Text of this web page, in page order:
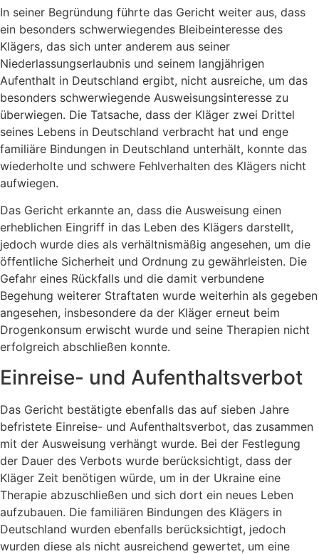
In seiner Begründung führte das Gericht weiter aus, dass
ein besonders schwerwiegendes Bleibeinteresse des
Klägers, das sich unter anderem aus seiner
Niederlassungserlaubnis und seinem langjährigen
Aufenthalt in Deutschland ergibt, nicht ausreiche, um das
besonders schwerwiegende Ausweisungsinteresse zu
überwiegen. Die Tatsache, dass der Kläger zwei Drittel
seines Lebens in Deutschland verbracht hat und enge
familiäre Bindungen in Deutschland unterhält, konnte das
wiederholte und schwere Fehlverhalten des Klägers nicht
aufwiegen.
Das Gericht erkannte an, dass die Ausweisung einen
erheblichen Eingriff in das Leben des Klägers darstellt,
jedoch wurde dies als verhältnismäßig angesehen, um die
öffentliche Sicherheit und Ordnung zu gewährleisten. Die
Gefahr eines Rückfalls und die damit verbundene
Begehung weiterer Straftaten wurde weiterhin als gegeben
angesehen, insbesondere da der Kläger erneut beim
Drogenkonsum erwischt wurde und seine Therapien nicht
erfolgreich abschließen konnte.
Einreise- und Aufenthaltsverbot
Das Gericht bestätigte ebenfalls das auf sieben Jahre
befristete Einreise- und Aufenthaltsverbot, das zusammen
mit der Ausweisung verhängt wurde. Bei der Festlegung
der Dauer des Verbots wurde berücksichtigt, dass der
Kläger Zeit benötigen würde, um in der Ukraine eine
Therapie abzuschließen und sich dort ein neues Leben
aufzubauen. Die familiären Bindungen des Klägers in
Deutschland wurden ebenfalls berücksichtigt, jedoch
wurden diese als nicht ausreichend gewertet, um eine